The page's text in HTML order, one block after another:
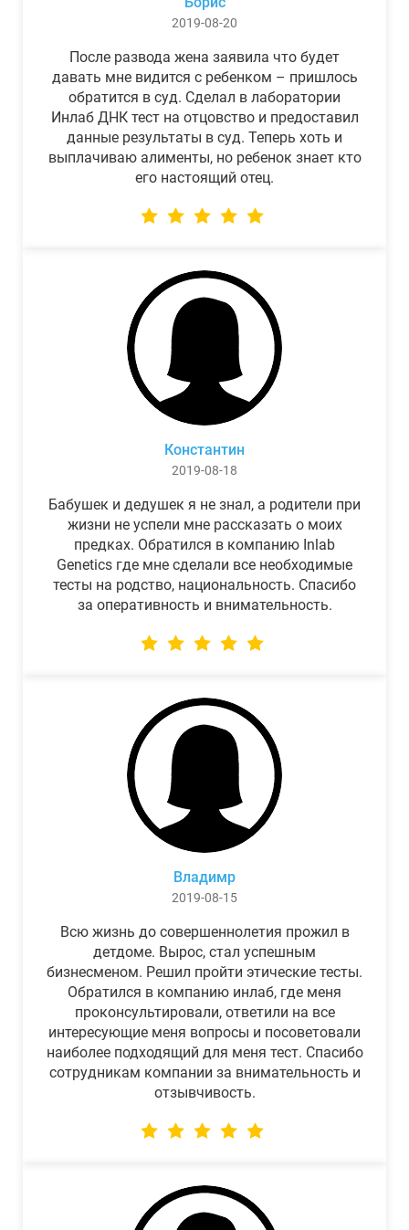
2019-08-20
После развода жена заявила что будет
давать мне видится с ребенком – пришлось
обратится в суд. Сделал в лаборатории
Инлаб ДНК тест на отцовство и предоставил
данные результаты в суд. Теперь хоть и
выплачиваю алименты, но ребенок знает кто
его настоящий отец.
Константин
2019-08-18
Бабушек и дедушек я не знал, а родители при
жизни не успели мне рассказать о моих
предках. Обратился в компанию Inlab
Genetics где мне сделали все необходимые
тесты на родство, национальность. Спасибо
за оперативность и внимательность.
Владимр
2019-08-15
Всю жизнь до совершеннолетия прожил в
детдоме. Вырос, стал успешным
бизнесменом. Решил пройти этические тесты.
Обратился в компанию инлаб, где меня
проконсультировали, ответили на все
интересующие меня вопросы и посоветовали
наиболее подходящий для меня тест. Спасибо
сотрудникам компании за внимательность и
отзывчивость.